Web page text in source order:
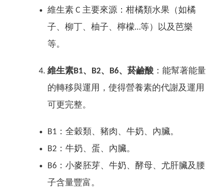
維生素 C 主要來源：柑橘類水果（如橘
子、柳丁、柚子、檸檬…等）以及芭樂
等。
維生素B1、B2、B6、菸鹼酸：能幫著能量
的轉移與運用，使得營養素的代謝及運用
可更完整。
B1：全穀類、豬肉、牛奶、內臟。
B2：牛奶、蛋、內臟。
B6：小麥胚芽、牛奶、酵母、尤肝臟及腰
子含量豐富。